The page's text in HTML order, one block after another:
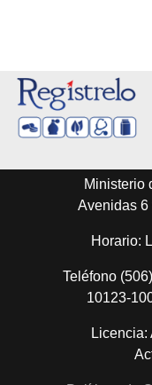
Ministerio
Avenidas 6
Horario:
Teléfono
10123-